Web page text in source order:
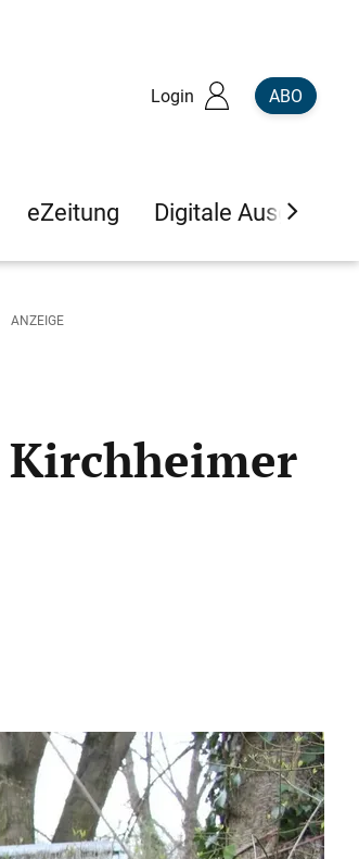
Login ABO
eZeitung Digitale Ausgaben
Kirchheimer